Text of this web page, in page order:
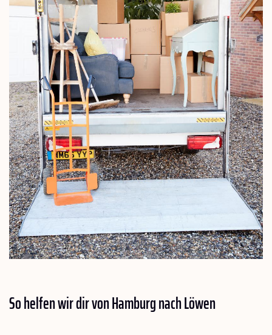
So helfen wir dir von Hamburg nachLöwen